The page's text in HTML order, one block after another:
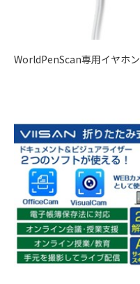
WorldPenScan専用イヤホン